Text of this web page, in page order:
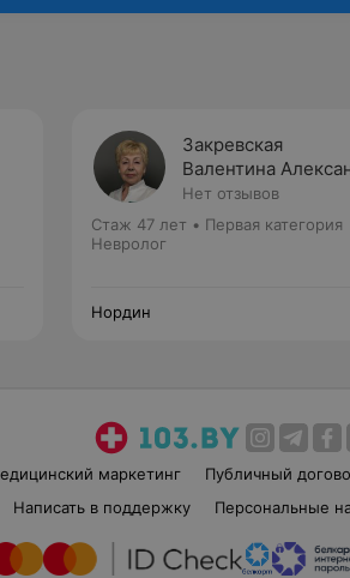
Закревская
Валентина
Нет отзывов
Стаж 47 лет • Первая категория
Невролог
Нордин
маркетинг Публичный
Написать в поддержку Персональные